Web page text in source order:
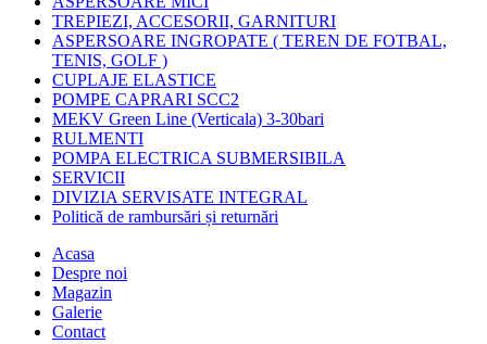
TREPIEZI, ACCESORII, GARNITURI
ASPERSOARE INGROPATE ( TEREN DE FOTBAL,
TENIS, GOLF )
CUPLAJE ELASTICE
POMPE CAPRARI SCC2
MEKV Green Line (Verticala) 3-30bari
RULMENTI
POMPA ELECTRICA SUBMERSIBILA
SERVICII
DIVIZIA SERVISATE INTEGRAL
Politică de rambursări și returnări
Acasa
Despre noi
Magazin
Galerie
Contact